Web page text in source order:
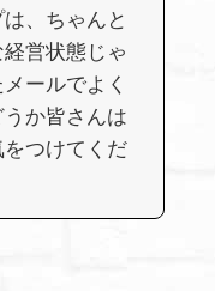
、ちゃんと
営状態じゃ
ールでよく
か皆さんは
つけてくだ